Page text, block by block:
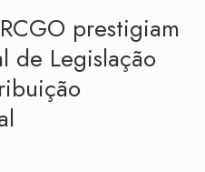
prestigiam
de Legislação